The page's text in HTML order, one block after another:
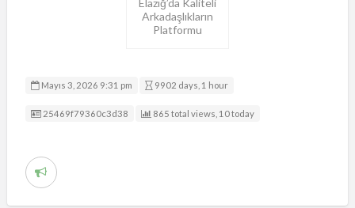
Elazığ’da Kaliteli
Arkadaşlıkların
Platformu
Mayıs 3, 2026 9:31 pm 9902 days, 1 hour
Listing ID
25469f79360c3d38 865 total views, 10 today
R